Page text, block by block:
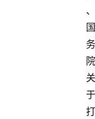
、
国
务
院
关
于
打